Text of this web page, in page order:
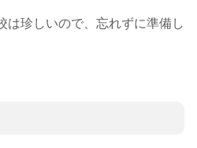
は珍しいので、忘れずに準備し